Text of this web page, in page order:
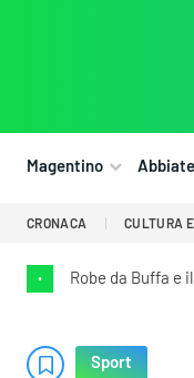
Magentino
CRONACA CULTURA
• Robe da Buffa e
Sport